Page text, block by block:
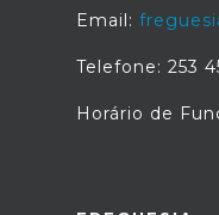
Email:
Telefone: 253
Horário de